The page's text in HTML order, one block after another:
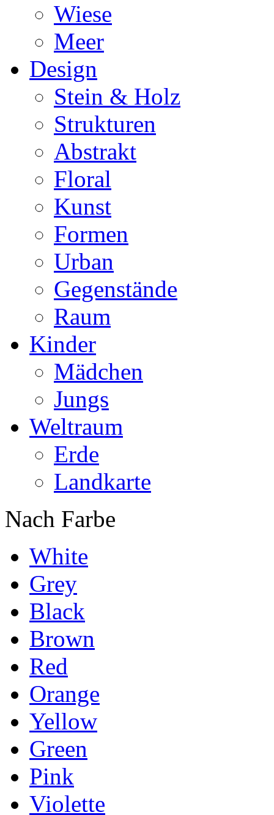
Wiese
Meer
Design
Stein & Holz
Strukturen
Abstrakt
Floral
Kunst
Formen
Urban
Gegenstände
Raum
Kinder
Mädchen
Jungs
Weltraum
Erde
Landkarte
Nach Farbe
White
Grey
Black
Brown
Red
Orange
Yellow
Green
Pink
Violette